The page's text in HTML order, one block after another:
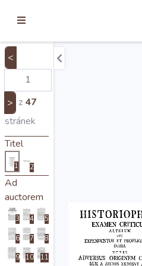
Úvod
Edice
Mapy
<
> z 47
stránek
Titel
1 2
Ad
auctorem
3 4 5
6 7 8
9 10 11